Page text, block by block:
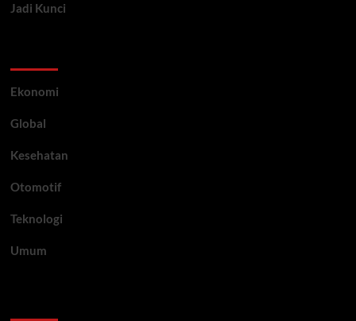
Jadi Kunci
Ekonomi
Global
Kesehatan
Otomotif
Teknologi
Umum